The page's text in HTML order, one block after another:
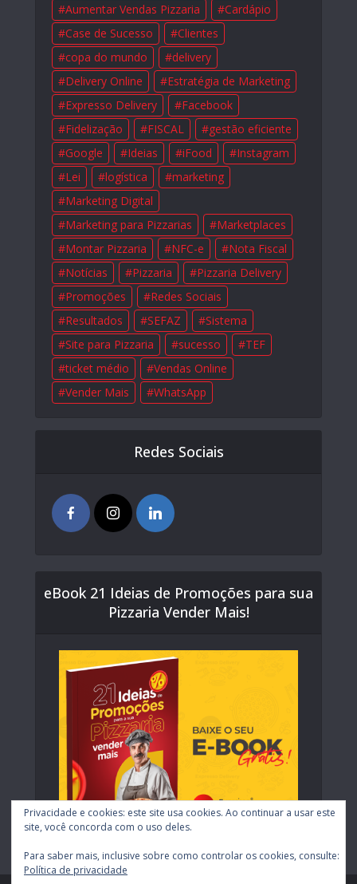
Aumentar Vendas Pizzaria
Cardápio
Case de Sucesso
Clientes
copa do mundo
delivery
Delivery Online
Estratégia de Marketing
Expresso Delivery
Facebook
Fidelização
FISCAL
gestão eficiente
Google
Ideias iFood
Instagram
Lei
logística
marketing
Marketing Digital
Marketing para Pizzarias
Marketplaces
Montar Pizzaria
NFC-e
Nota Fiscal
Notícias
Pizzaria
Pizzaria Delivery
Promoções
Redes Sociais
Resultados
SEFAZ
Sistema
Site para Pizzaria
sucesso
TEF
ticket médio
Vendas Online
Vender Mais
WhatsApp
Redes Sociais
eBook 21 Ideias de Promoções para sua
Pizzaria Vender Mais!
Privacidade e cookies: este site usa cookies. Ao continuar a usar este
site, você concorda com o uso deles.
Para saber mais, inclusive sobre como controlar os cookies, consulte:
Política de privacidade